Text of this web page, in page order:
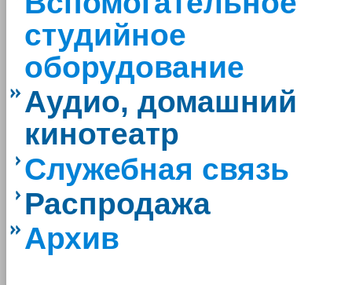
студийное
оборудование
Аудио, домашний
кинотеатр
Служебная связь
Распродажа
Архив